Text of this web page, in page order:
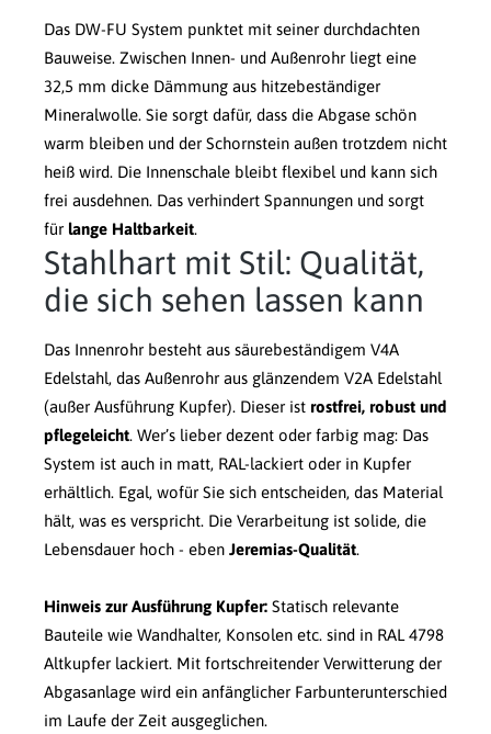
Das DW-FU System punktet mit seiner durchdachten
Bauweise. Zwischen Innen- und Außenrohr liegt eine
32,5 mm dicke Dämmung aus hitzebeständiger
Mineralwolle. Sie sorgt dafür, dass die Abgase schön
warm bleiben und der Schornstein außen trotzdem nicht
heiß wird. Die Innenschale bleibt flexibel und kann sich
frei ausdehnen. Das verhindert Spannungen und sorgt
für lange Haltbarkeit.
Stahlhart mit Stil: Qualität,
die sich sehen lassen kann
Das Innenrohr besteht aus säurebeständigem V4A
Edelstahl, das Außenrohr aus glänzendem V2A Edelstahl
(außer Ausführung Kupfer). Dieser ist rostfrei, robust und
pflegeleicht. Wer’s lieber dezent oder farbig mag: Das
System ist auch in matt, RAL-lackiert oder in Kupfer
erhältlich. Egal, wofür Sie sich entscheiden, das Material
hält, was es verspricht. Die Verarbeitung ist solide, die
Lebensdauer hoch - eben Jeremias-Qualität.
Hinweis zur Ausführung Kupfer: Statisch relevante
Bauteile wie Wandhalter, Konsolen etc. sind in RAL 4798
Altkupfer lackiert. Mit fortschreitender Verwitterung der
Abgasanlage wird ein anfänglicher Farbunterunterschied
im Laufe der Zeit ausgeglichen.